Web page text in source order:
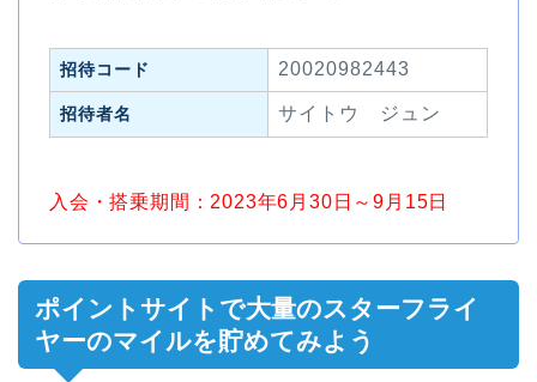
招待コード 20020982443
招待者名 サイトウ ジュン
入会・搭乗期間：2023年6月30日～9月15日
ポイントサイトで大量のスターフライ
ヤーのマイルを貯めてみよう